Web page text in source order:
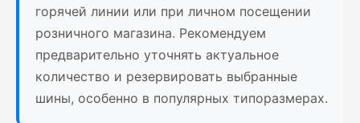
горячей линии или при личном посещении
розничного магазина. Рекомендуем
предварительно уточнять актуальное
количество и резервировать выбранные
шины, особенно в популярных типоразмерах.